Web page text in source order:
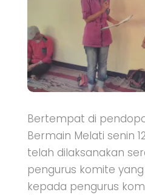
Bertempat di
Bermain Melati senin
telah dilaksanakan
pengurus komite yang
kepada pengurus